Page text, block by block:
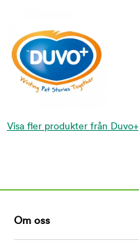
Visa fler produkter från Duvo+
Om oss